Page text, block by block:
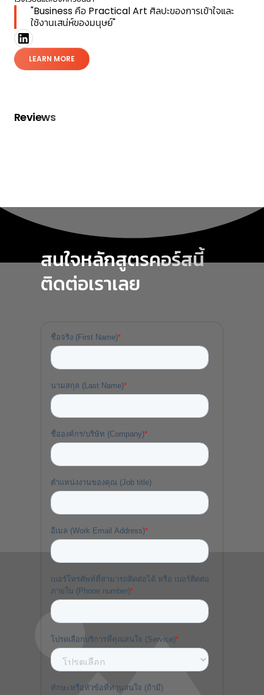
"Business คือ Practical Art ศิลปะของการเข้าใจและ
ใช้งานเสน่ห์ของมนุษย์"
LEARN MORE
Reviews
สนใจหลักสูตรคอร์สนี้
ติดต่อเราเลย